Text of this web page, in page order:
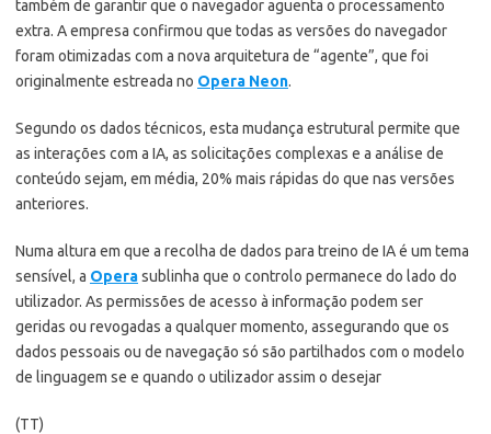
também de garantir que o navegador aguenta o processamento
extra. A empresa confirmou que todas as versões do navegador
foram otimizadas com a nova arquitetura de “agente”, que foi
originalmente estreada no Opera Neon.
Segundo os dados técnicos, esta mudança estrutural permite que
as interações com a IA, as solicitações complexas e a análise de
conteúdo sejam, em média, 20% mais rápidas do que nas versões
anteriores.
Numa altura em que a recolha de dados para treino de IA é um tema
sensível, a Operasublinha que o controlo permanece do lado do
utilizador. As permissões de acesso à informação podem ser
geridas ou revogadas a qualquer momento, assegurando que os
dados pessoais ou de navegação só são partilhados com o modelo
de linguagem se e quando o utilizador assim o desejar
(TT)